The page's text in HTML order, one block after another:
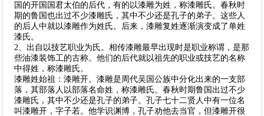
国的开国国君太伯的后代，有的以漆雕为姓，称漆雕氏。春秋时
期的鲁国也出过不少漆雕氏，其中不少还是孔子的弟子。这些人
的后人中就以漆雕作为姓氏。后来，漆雕复姓逐渐演变成了单姓
漆氏。
2、出自以技艺职业为氏。相传漆雕最早出现时是职业称谓，是那
些油漆装饰工的古称。他们的后代就以祖先的职业或技艺的名称
中得姓，称漆雕氏。
漆雕姓始祖：漆雕开。漆雕是周代吴国公族中分化出来的一支部
落，其部落人以部落名命姓，称漆雕氏。春秋时期鲁国出过不少
漆雕氏，其中不少还是孔子的弟子。孔子七十二贤人中有一位名
叫漆雕开，字子若。他学识渊博，孔子劝他去当官，但漆雕开很